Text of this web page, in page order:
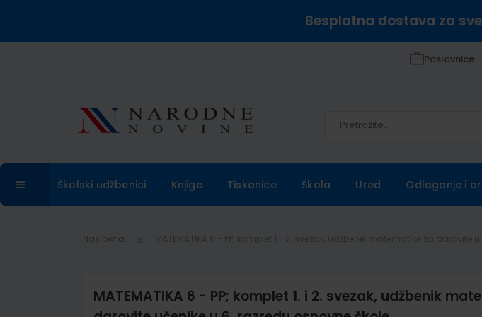
Besplatna dostava za
Poslovnice
Školski udžbenici Knjige Tiskanice Škola Ured Odlaganje i
Naslovna
MATEMATIKA 6 - PP; komplet 1. i 2. svezak, udžbenik